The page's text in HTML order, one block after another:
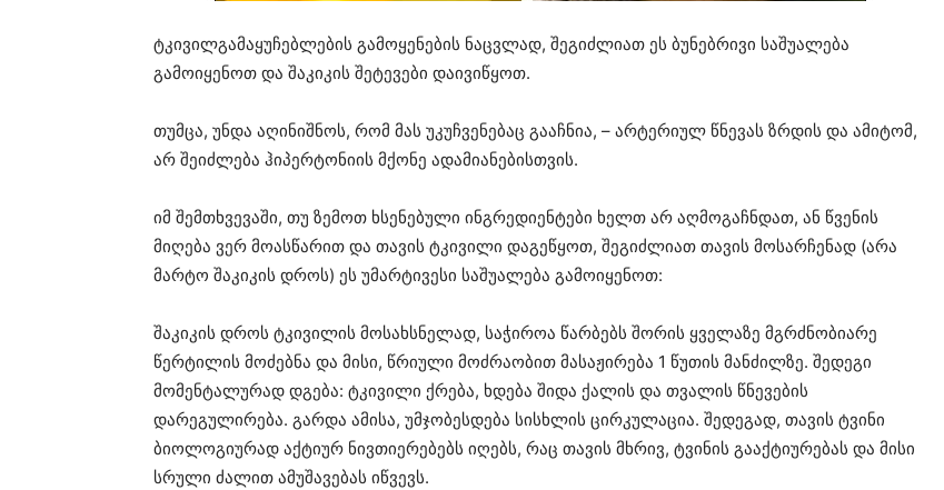
ტკივილგამაყუჩებლების გამოყენების ნაცვლად, შეგიძლიათ ეს ბუნებრივი საშუალება
გამოიყენოთ და შაკიკის შეტევები დაივიწყოთ.
თუმცა, უნდა აღინიშნოს, რომ მას უკუჩვენებაც გააჩნია, – არტერიულ წნევას ზრდის და ამიტომ,
არ შეიძლება ჰიპერტონიის მქონე ადამიანებისთვის.
იმ შემთხვევაში, თუ ზემოთ ხსენებული ინგრედიენტები ხელთ არ აღმოგაჩნდათ, ან წვენის
მიღება ვერ მოასწარით და თავის ტკივილი დაგეწყოთ, შეგიძლიათ თავის მოსარჩენად (არა
მარტო შაკიკის დროს) ეს უმარტივესი საშუალება გამოიყენოთ:
შაკიკის დროს ტკივილის მოსახსნელად, საჭიროა წარბებს შორის ყველაზე მგრძნობიარე
წერტილის მოძებნა და მისი, წრიული მოძრაობით მასაჟირება 1 წუთის მანძილზე. შედეგი
მომენტალურად დგება: ტკივილი ქრება, ხდება შიდა ქალის და თვალის წნევების
დარეგულირება. გარდა ამისა, უმჯობესდება სისხლის ცირკულაცია. შედეგად, თავის ტვინი
ბიოლოგიურად აქტიურ ნივთიერებებს იღებს, რაც თავის მხრივ, ტვინის გააქტიურებას და მისი
სრული ძალით ამუშავებას იწვევს.